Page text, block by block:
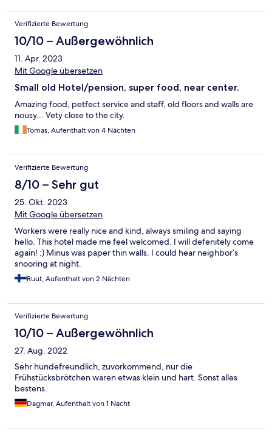
Restaurant mit typisch ungarischen Speisen!
Verifizierte Bewertung
10/10 – Außergewöhnlich
11. Apr. 2023
Mit Google übersetzen
Small old Hotel/pension, super food, near center.
Amazing food, petfect service and staff, old floors and walls are
nousy... Vety close to the city.
Tomas, Aufenthalt von 4 Nächten
Verifizierte Bewertung
8/10 – Sehr gut
25. Okt. 2023
Mit Google übersetzen
Workers were really nice and kind, always smiling and saying
hello. This hotel made me feel welcomed. I will defenitely come
again! :) Minus was paper thin walls. I could hear neighbor’s
snooring at night.
Ruut, Aufenthalt von 2 Nächten
Verifizierte Bewertung
10/10 – Außergewöhnlich
27. Aug. 2022
Sehr hundefreundlich, zuvorkommend, nur die
Frühstücksbrötchen waren etwas klein und hart. Sonst alles
bestens.
Dagmar, Aufenthalt von 1 Nacht